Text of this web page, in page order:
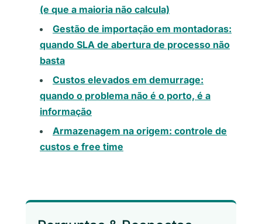
(e que a maioria não calcula)
Gestão de importação em montadoras:
quando SLA de abertura de processo não
basta
Custos elevados em demurrage:
quando o problema não é o porto, é a
informação
Armazenagem na origem: controle de
custos e free time